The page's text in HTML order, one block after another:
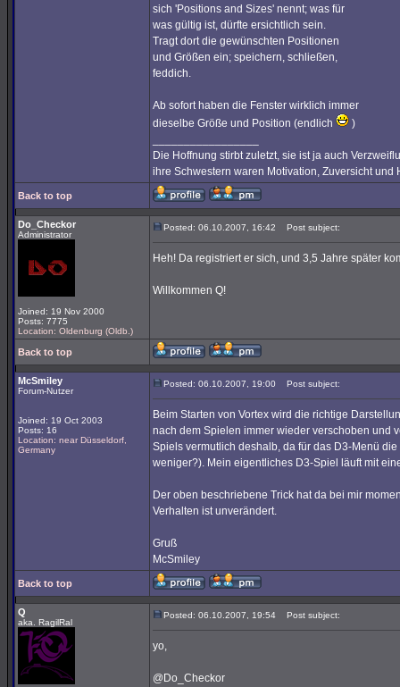
sich 'Positions and Sizes' nennt; was für
was gültig ist, dürfte ersichtlich sein.
Tragt dort die gewünschten Positionen
und Größen ein; speichern, schließen,
feddich.
Ab sofort haben die Fenster wirklich immer
dieselbe Größe und Position (endlich
)
Die Hoffnung stirbt zuletzt, sie ist ja auch
ihre Schwestern waren Motivation, Zuversicht und
Back to top
Do_Checkor
Administrator
Joined: 19 Nov 2000
Posts: 7775
Location: Oldenburg (Oldb.)
Posted: 06.10.2007, 16:42 Post subject:
Heh! Da registriert er sich, und 3,5 Jahre später
Willkommen Q!
Back to top
McSmiley
Forum-Nutzer
Joined: 19 Oct 2003
Posts: 16
Location: near Düsseldorf,
Germany
Posted: 06.10.2007, 19:00 Post subject:
Beim Starten von Vortex wird die richtige
nach dem Spielen immer wieder verschoben und
Spiels vermutlich deshalb, da für das D3-Menü
weniger?). Mein eigentliches D3-Spiel läuft mit
Der oben beschriebene Trick hat da bei mir
Verhalten ist unverändert.
Gruß
McSmiley
Back to top
Q
aka. RagilRal
Posted: 06.10.2007, 19:54 Post subject:
yo,
@Do_Checkor